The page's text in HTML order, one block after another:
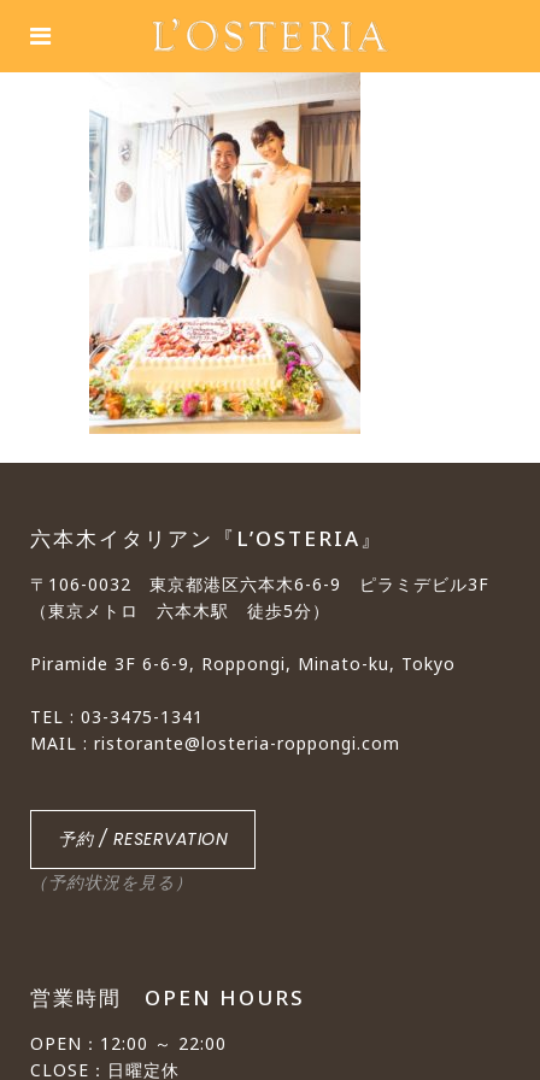
六本木イタリアン『L’OSTERIA』
〒106-0032 東京都港区六本木6-6-9 ピラミデビル3F
（東京メトロ 六本木駅 徒歩5分）
Piramide 3F 6-6-9, Roppongi, Minato-ku, Tokyo
TEL : 03-3475-1341
MAIL : ristorante@losteria-roppongi.com
予約 / RESERVATION
（予約状況を見る）
営業時間 OPEN HOURS
OPEN：12:00 ～ 22:00
CLOSE：日曜定休